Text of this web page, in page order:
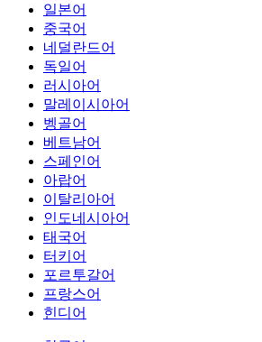
일본어
중국어
네덜란드어
독일어
러시아어
말레이시아어
벵골어
베트남어
스페인어
아랍어
이탈리아어
인도네시아어
태국어
터키어
포르투갈어
프랑스어
힌디어